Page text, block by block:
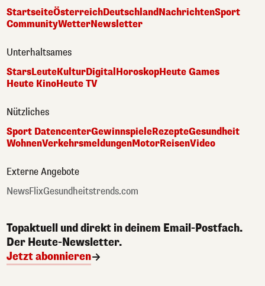
StartseiteÖsterreichDeutschlandNachrichtenSport
CommunityWetterNewsletter
Unterhaltsames
StarsLeuteKulturDigital HoroskopHeute Games
Heute KinoHeute TV
Nützliches
Sport DatencenterGewinnspieleRezepteGesundheit
WohnenVerkehrsmeldungenMotorReisenVideo
Externe Angebote
NewsFlixGesundheitstrends.com
Topaktuell und direkt in deinem Email-Postfach.
Der Heute-Newsletter.
Jetzt abonnieren